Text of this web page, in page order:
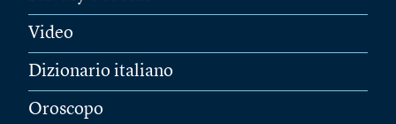
Video
Dizionario italiano
Oroscopo